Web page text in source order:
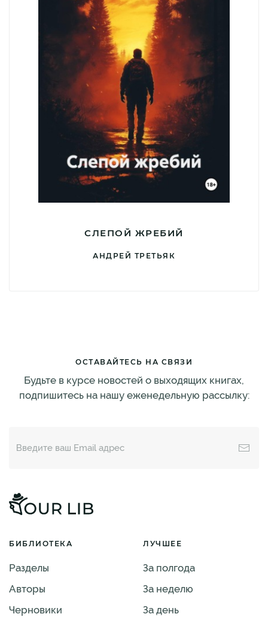
СЛЕПОЙ ЖРЕБИЙ
АНДРЕЙ ТРЕТЬЯК
ОСТАВАЙТЕСЬ НА СВЯЗИ
Будьте в курсе новостей о выходящих книгах,
подпишитесь на нашу еженедельную рассылку:
БИБЛИОТЕКА
Разделы
Авторы
Черновики
ЛУЧШЕЕ
За полгода
За неделю
За день